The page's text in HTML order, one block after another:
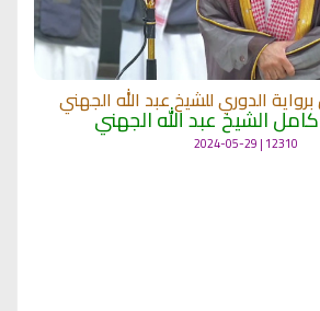
الدوري للشيخ عبد الله الجهني
الشيخ عبد الله الجهني
12310 | 2024-05-29